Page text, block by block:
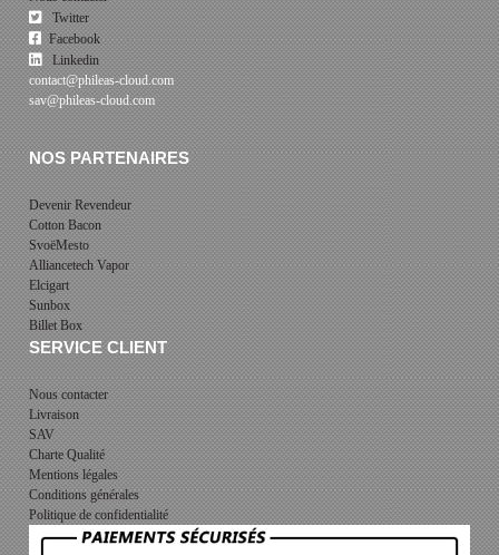
Twitter
Facebook
Linkedin
contact@phileas-cloud.com
sav@phileas-cloud.com
NOS PARTENAIRES
Devenir Revendeur
Cotton Bacon
SvoëMesto
Alliancetech Vapor
Elcigart
Sunbox
Billet Box
SERVICE CLIENT
Nous contacter
Livraison
SAV
Charte Qualité
Mentions légales
Conditions générales
Politique de confidentialité